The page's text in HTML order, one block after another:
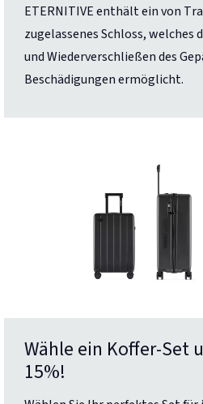
ETERNITIVE enthält ein von
zugelassenes Schloss, welches
und Wiederverschließen des
Beschädigungen ermöglicht.
Wähle ein Koffer-Set
15%!